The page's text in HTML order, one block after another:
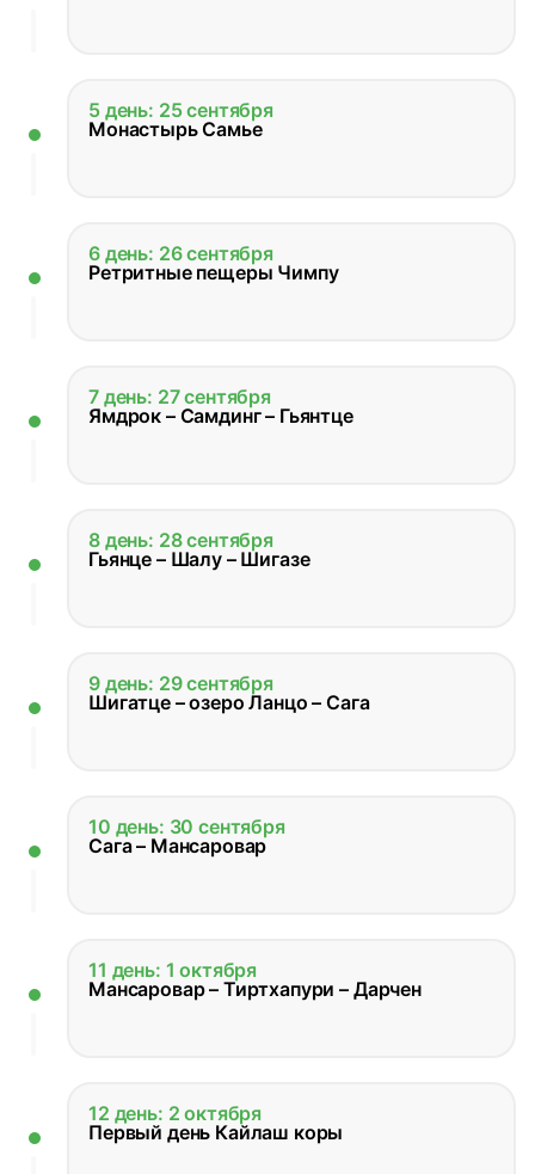
5 день: 25 сентября
Монастырь Самье
6 день: 26 сентября
Ретритные пещеры Чимпу
7 день: 27 сентября
Ямдрок – Самдинг – Гьянтце
8 день: 28 сентября
Гьянце – Шалу – Шигазе
9 день: 29 сентября
Шигатце – озеро Ланцо – Сага
10 день: 30 сентября
Сага – Мансаровар
11 день: 1 октября
Мансаровар – Тиртхапури – Дарчен
12 день: 2 октября
Первый день Кайлаш коры